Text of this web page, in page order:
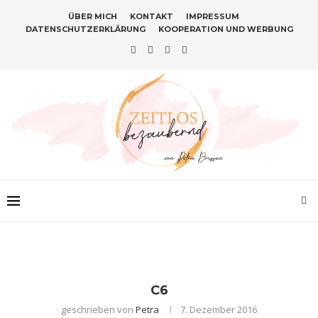
ÜBER MICH KONTAKT
IMPRESSUM
DATENSCHUTZERKLÄRUNG
KOOPERATION UND WERBUNG
C6
geschrieben von Petra 7. Dezember 2016